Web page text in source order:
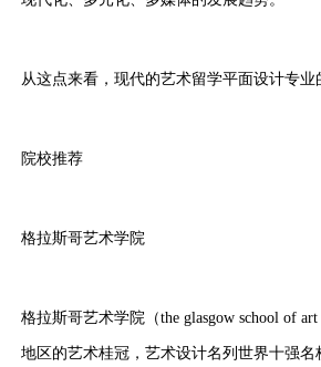
从这点来看，现代的艺术留学平面设计专
院校推荐
格拉斯哥艺术学院
格拉斯哥艺术学院（the glasgow school of
地区的艺术桂冠，艺术设计名列世界十强